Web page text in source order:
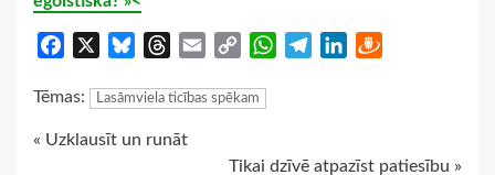
Facebook BlueskyThreads
Email
Copy
WhatsApp
TelegramLinkedIn
Tēmas: Lasāmviela ticības spēkam
Continue
« Uzklausīt un runāt
Tikai dzīvē atpazīst patiesību »